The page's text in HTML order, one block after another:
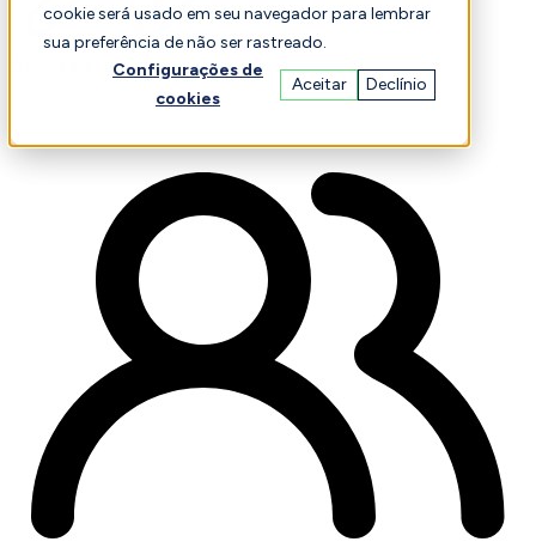
cookie será usado em seu navegador para lembrar
sua preferência de não ser rastreado.
Configurações de
cookies
Aceitar Declínio
Finança Desempenho